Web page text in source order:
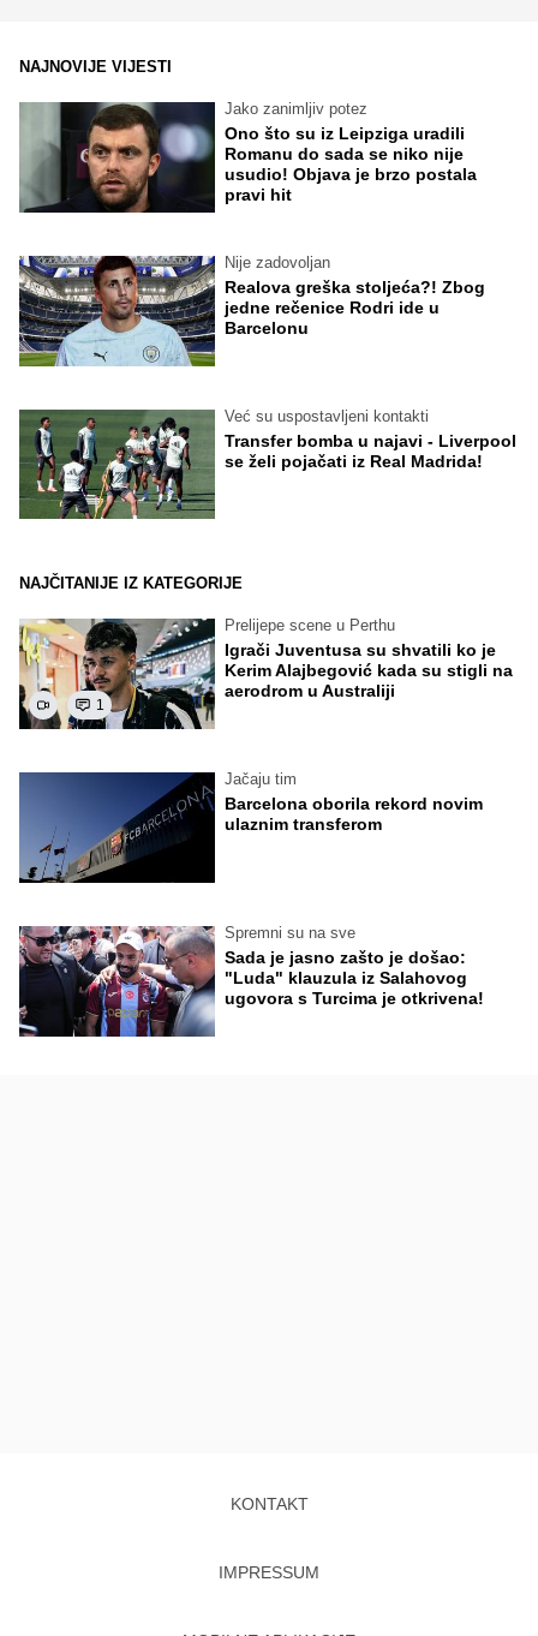
NAJNOVIJE VIJESTI
Jako zanimljiv potez
Ono što su iz Leipziga uradili
Romanu do sada se niko nije
usudio! Objava je brzo postala
pravi hit
Nije zadovoljan
Realova greška stoljeća?! Zbog
jedne rečenice Rodri ide u
Barcelonu
Već su uspostavljeni kontakti
Transfer bomba u najavi - Liverpool
se želi pojačati iz Real Madrida!
NAJČITANIJE IZ KATEGORIJE
1
Prelijepe scene u Perthu
Igrači Juventusa su shvatili ko je
Kerim Alajbegović kada su stigli na
aerodrom u Australiji
Jačaju tim
Barcelona oborila rekord novim
ulaznim transferom
Spremni su na sve
Sada je jasno zašto je došao:
"Luda" klauzula iz Salahovog
ugovora s Turcima je otkrivena!
KONTAKT
IMPRESSUM